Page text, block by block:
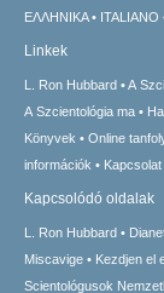
ΕΛΛΗΝΙΚA
ITALIANO
Linkek
L. Ron Hubbard A
A Szcientológia ma
Könyvek
Online
információk
Kapcsolat
Kapcsolódó oldalak
L. Ron Hubbard
Miscavige
Kezdjen el
Scientológusok